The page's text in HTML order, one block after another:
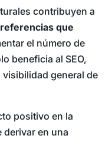
contribuyen a
que
el número de
beneficia al SEO,
general de
positivo en la
derivar en una